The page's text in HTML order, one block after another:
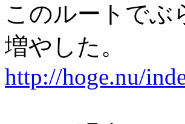
このルートでぶ
増やした。
http://hoge.nu/